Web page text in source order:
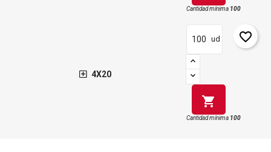
Cantidad mínima 100
4X20
ud
shopping_cart
favorite_border
Cantidad mínima 100